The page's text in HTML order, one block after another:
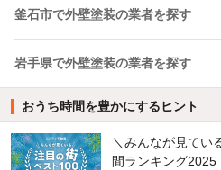
釜石市で外壁塗装の業者を探す
岩手県で外壁塗装の業者を探す
おうち時間を豊かにするヒント
＼みんなが見てい
間ランキング2025